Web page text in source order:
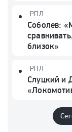
РПЛ
Соболев:
близок»
РПЛ
Слуцкий и